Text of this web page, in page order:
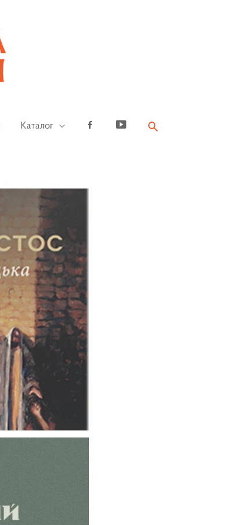
Каталог